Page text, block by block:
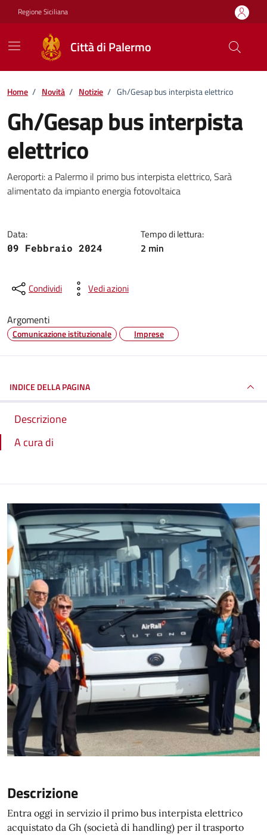
Vai ai contenuti
Vai al footer
Regione Siciliana
Città di Palermo
Home / Novità / Notizie / Gh/Gesap bus interpista elettrico
Gh/Gesap bus interpista
elettrico
Dettagli della notizia
Aeroporti: a Palermo il primo bus interpista elettrico, Sarà
alimentato da impianto energia fotovoltaica
Data:
09 Febbraio 2024
Tempo di lettura:
2 min
Condividi Vedi azioni
Argomenti
Comunicazione istituzionale Imprese
INDICE DELLA PAGINA
Descrizione
A cura di
Descrizione
Entra oggi in servizio il primo bus interpista elettrico
acquistato da Gh (società di handling) per il trasporto